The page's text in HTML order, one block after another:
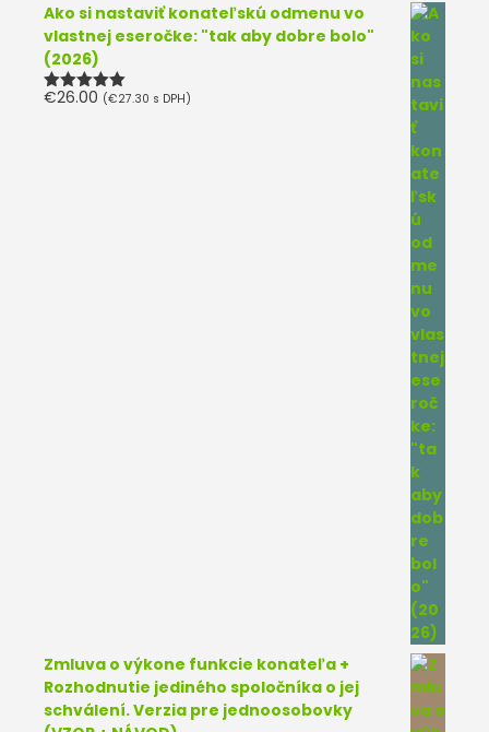
Ako si nastaviť konateľskú odmenu vo
vlastnej eseročke: "tak aby dobre bolo"
(2026)
Hodnotenie
€26.00 (€27.30 s DPH)
Zmluva o výkone funkcie konateľa +
Rozhodnutie jediného spoločníka o jej
schválení. Verzia pre jednoosobovky